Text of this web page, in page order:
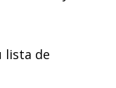
lista de